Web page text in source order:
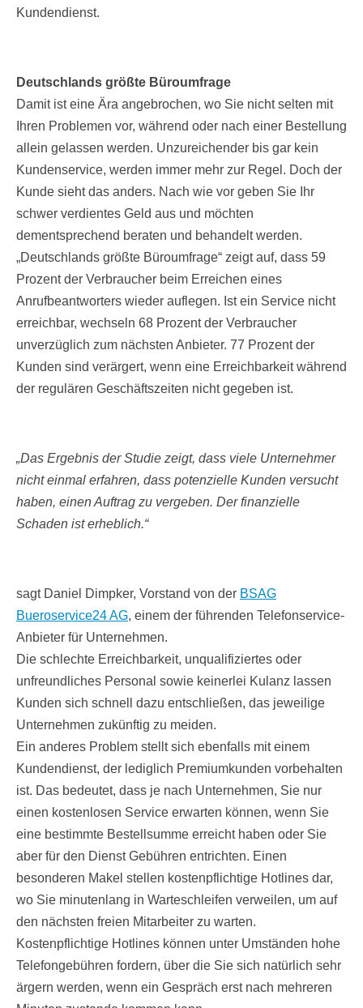
Kundendienst.
Deutschlands größte Büroumfrage
Damit ist eine Ära angebrochen, wo Sie nicht selten mit
Ihren Problemen vor, während oder nach einer Bestellung
allein gelassen werden. Unzureichender bis gar kein
Kundenservice, werden immer mehr zur Regel. Doch der
Kunde sieht das anders. Nach wie vor geben Sie Ihr
schwer verdientes Geld aus und möchten
dementsprechend beraten und behandelt werden.
„Deutschlands größte Büroumfrage“ zeigt auf, dass 59
Prozent der Verbraucher beim Erreichen eines
Anrufbeantworters wieder auflegen. Ist ein Service nicht
erreichbar, wechseln 68 Prozent der Verbraucher
unverzüglich zum nächsten Anbieter. 77 Prozent der
Kunden sind verärgert, wenn eine Erreichbarkeit während
der regulären Geschäftszeiten nicht gegeben ist.
„Das Ergebnis der Studie zeigt, dass viele Unternehmer
nicht einmal erfahren, dass potenzielle Kunden versucht
haben, einen Auftrag zu vergeben. Der finanzielle
Schaden ist erheblich.“
sagt Daniel Dimpker, Vorstand von der BSAG
Bueroservice24 AG, einem der führenden Telefonservice-
Anbieter für Unternehmen.
Die schlechte Erreichbarkeit, unqualifiziertes oder
unfreundliches Personal sowie keinerlei Kulanz lassen
Kunden sich schnell dazu entschließen, das jeweilige
Unternehmen zukünftig zu meiden.
Ein anderes Problem stellt sich ebenfalls mit einem
Kundendienst, der lediglich Premiumkunden vorbehalten
ist. Das bedeutet, dass je nach Unternehmen, Sie nur
einen kostenlosen Service erwarten können, wenn Sie
eine bestimmte Bestellsumme erreicht haben oder Sie
aber für den Dienst Gebühren entrichten. Einen
besonderen Makel stellen kostenpflichtige Hotlines dar,
wo Sie minutenlang in Warteschleifen verweilen, um auf
den nächsten freien Mitarbeiter zu warten.
Kostenpflichtige Hotlines können unter Umständen hohe
Telefongebühren fordern, über die Sie sich natürlich sehr
ärgern werden, wenn ein Gespräch erst nach mehreren